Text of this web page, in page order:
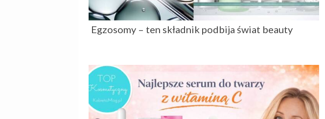
Egzosomy – ten składnik podbija świat beauty